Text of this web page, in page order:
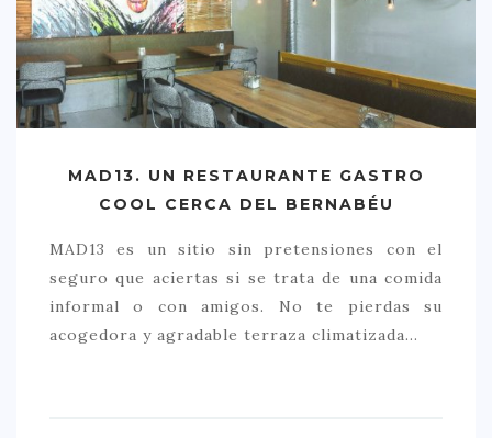
MAD13. UN RESTAURANTE GASTRO
COOL CERCA DEL BERNABÉU
MAD13 es un sitio sin pretensiones con el
seguro que aciertas si se trata de una comida
informal o con amigos. No te pierdas su
acogedora y agradable terraza climatizada…